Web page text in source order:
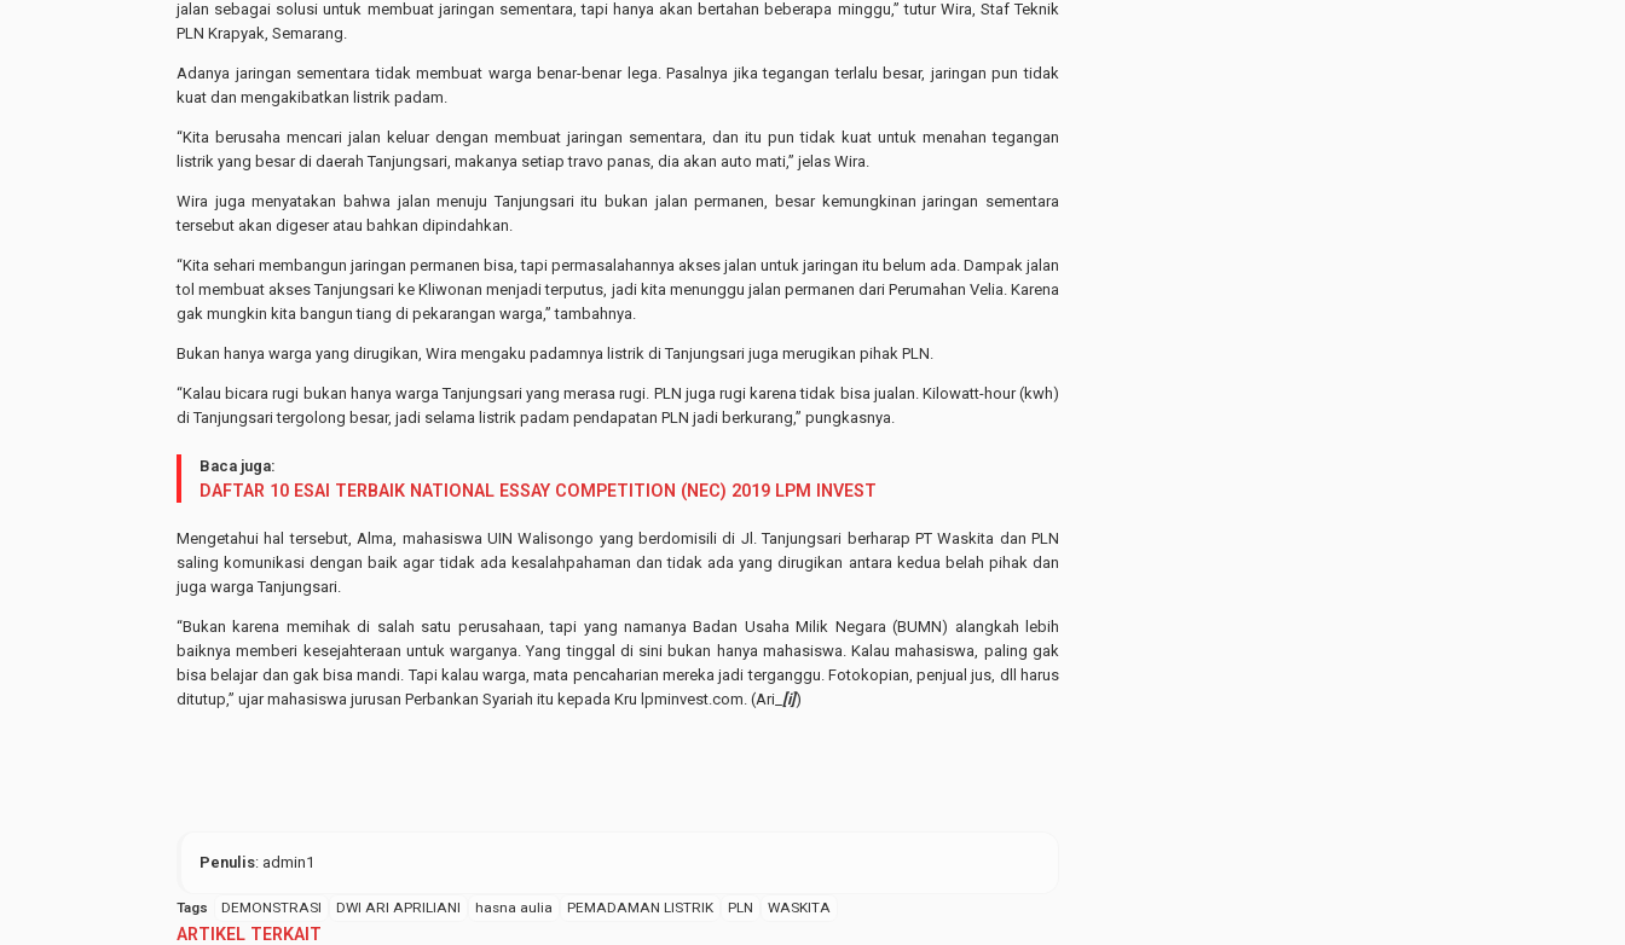
jalan sebagai solusi untuk membuat jaringan sementara, tapi hanya akan bertahan beberapa minggu,” tutur Wira, Staf Teknik
PLN Krapyak, Semarang.
Adanya jaringan sementara tidak membuat warga benar-benar lega. Pasalnya jika tegangan terlalu besar, jaringan pun tidak
kuat dan mengakibatkan listrik padam.
“Kita berusaha mencari jalan keluar dengan membuat jaringan sementara, dan itu pun tidak kuat untuk menahan tegangan
listrik yang besar di daerah Tanjungsari, makanya setiap travo panas, dia akan auto mati,” jelas Wira.
Wira juga menyatakan bahwa jalan menuju Tanjungsari itu bukan jalan permanen, besar kemungkinan jaringan sementara
tersebut akan digeser atau bahkan dipindahkan.
“Kita sehari membangun jaringan permanen bisa, tapi permasalahannya akses jalan untuk jaringan itu belum ada. Dampak jalan
tol membuat akses Tanjungsari ke Kliwonan menjadi terputus, jadi kita menunggu jalan permanen dari Perumahan Velia. Karena
gak mungkin kita bangun tiang di pekarangan warga,” tambahnya.
Bukan hanya warga yang dirugikan, Wira mengaku padamnya listrik di Tanjungsari juga merugikan pihak PLN.
“Kalau bicara rugi bukan hanya warga Tanjungsari yang merasa rugi. PLN juga rugi karena tidak bisa jualan. Kilowatt-hour (kwh)
di Tanjungsari tergolong besar, jadi selama listrik padam pendapatan PLN jadi berkurang,” pungkasnya.
Baca juga:
DAFTAR 10 ESAI TERBAIK NATIONAL ESSAY COMPETITION (NEC) 2019 LPM INVEST
Mengetahui hal tersebut, Alma, mahasiswa UIN Walisongo yang berdomisili di Jl. Tanjungsari berharap PT Waskita dan PLN
saling komunikasi dengan baik agar tidak ada kesalahpahaman dan tidak ada yang dirugikan antara kedua belah pihak dan
juga warga Tanjungsari.
“Bukan karena memihak di salah satu perusahaan, tapi yang namanya Badan Usaha Milik Negara (BUMN) alangkah lebih
baiknya memberi kesejahteraan untuk warganya. Yang tinggal di sini bukan hanya mahasiswa. Kalau mahasiswa, paling gak
bisa belajar dan gak bisa mandi. Tapi kalau warga, mata pencaharian mereka jadi terganggu. Fotokopian, penjual jus, dll harus
ditutup,” ujar mahasiswa jurusan Perbankan Syariah itu kepada Kru lpminvest.com. (Ari_ [i])
Penulis: admin1
Tags DEMONSTRASI DWI ARI APRILIANI hasna aulia PEMADAMAN LISTRIK PLN WASKITA
ARTIKEL TERKAIT